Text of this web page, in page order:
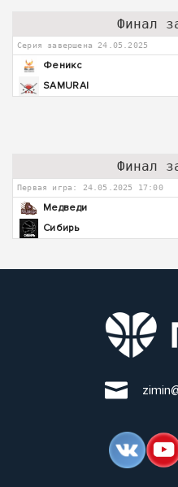
Финал
Серия завершена 24.05.2025
Феникс
SAMURAI
Финал
Первая игра: 24.05.2025 17:00
Медведи
Сибирь